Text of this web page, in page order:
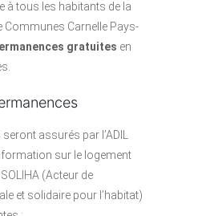
à tous les habitants de la
Communes Carnelle Pays-
gratuites en
assurés par l’ADIL
sur le logement
(Acteur de
et solidaire pour l’habitat)